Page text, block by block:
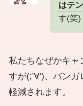
はテ
す(笑)
私たちなぜかキャ
すが(;’∀’)、バン
軽減されます。